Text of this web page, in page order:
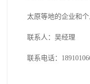
太原等地的企业和
联系人：吴经理
联系电话：